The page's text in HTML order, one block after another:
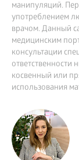
манипуляций.
употреблением
врачом. Данный
медицинским
консультации
ответственности
косвенный или
использования